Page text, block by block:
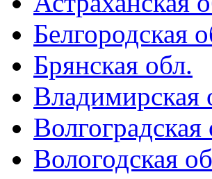
Белгородская
Брянская обл.
Владимирская
Волгоградская
Вологодская